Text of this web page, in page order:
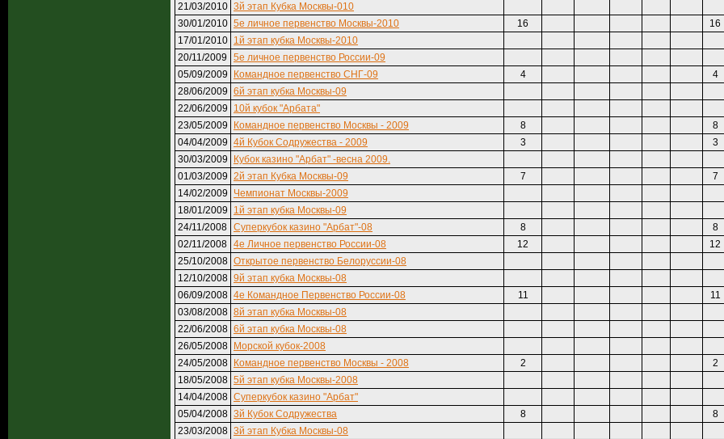
21/03/2010 3й этап Кубка Москвы-010
30/01/2010 5е личное первенство Москвы-2010 16
16
17/01/2010 1й этап кубка Москвы-2010
20/11/2009
5е личное первенство России-09
05/09/2009
Командное первенство СНГ-09 4
4
28/06/2009 6й этап кубка Москвы-09
22/06/2009
10й кубок "Арбата"
23/05/2009
Командное первенство Москвы - 2009 8
8
04/04/2009 4й Кубок Содружества - 2009 3
3
30/03/2009
Кубок казино "Арбат" -весна 2009.
01/03/2009 2й этап Кубка Москвы-09 7
7
14/02/2009
Чемпионат Москвы-2009
18/01/2009
1й этап кубка Москвы-09
24/11/2008 Суперкубок казино "Арбат"-08 8
8
02/11/2008 4е Личное первенство России-08 12
12
25/10/2008 Открытое первенство Белоруссии-08
12/10/2008 9й этап кубка Москвы-08
06/09/2008 4е Командное Первенство России-08 11
11
03/08/2008 8й этап кубка Москвы-08
22/06/2008 6й этап кубка Москвы-08
26/05/2008
Морской кубок-2008
24/05/2008
Командное первенство Москвы - 2008 2
2
18/05/2008 5й этап кубка Москвы-2008
14/04/2008 Суперкубок казино "Арбат"
05/04/2008 3й Кубок Содружества 8
8
23/03/2008 3й этап Кубка Москвы-08